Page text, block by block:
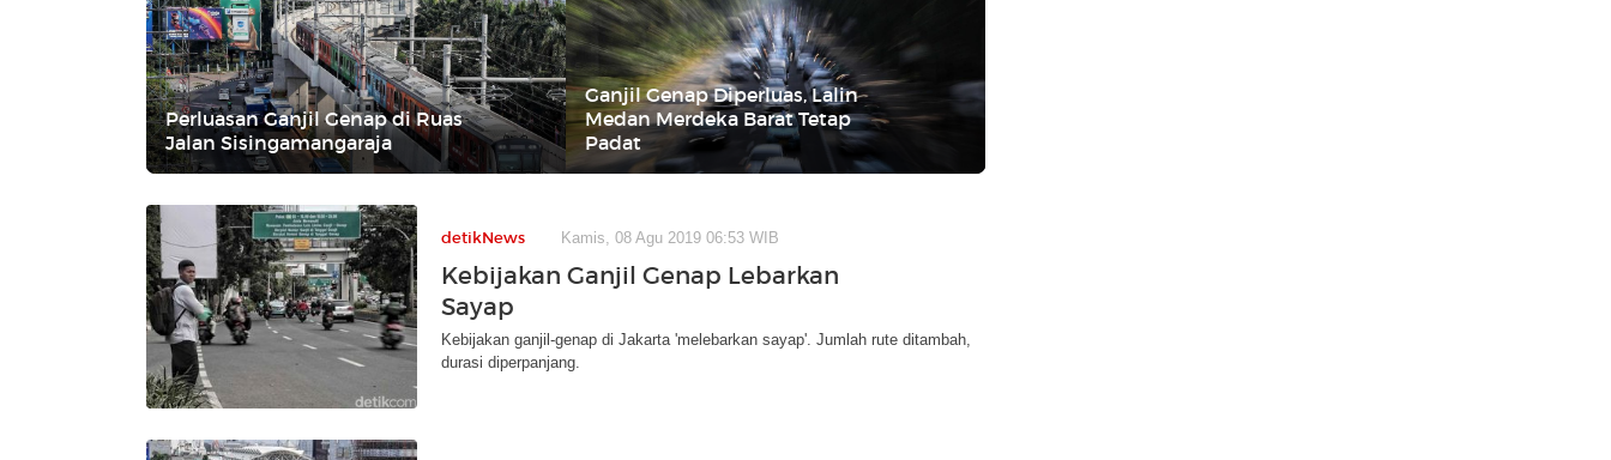
Perluasan Ganjil Genap di Ruas
Jalan Sisingamangaraja
Ganjil Genap Diperluas, Lalin
Medan Merdeka Barat Tetap
Padat
detikNews Kamis, 08 Agu 2019 06:53 WIB
Kebijakan Ganjil Genap Lebarkan
Sayap
Kebijakan ganjil-genap di Jakarta 'melebarkan sayap'. Jumlah rute ditambah,
durasi diperpanjang.